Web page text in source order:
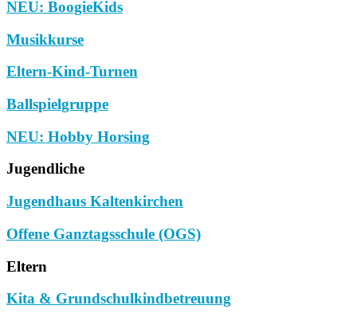
NEU: BoogieKids
Musikkurse
Eltern-Kind-Turnen
Ballspielgruppe
NEU: Hobby Horsing
Jugendliche
Jugendhaus Kaltenkirchen
Offene Ganztagsschule (OGS)
Eltern
Kita & Grundschulkindbetreuung